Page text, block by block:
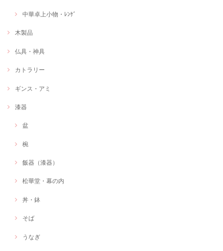
中華卓上小物・ﾚﾝｹﾞ
木製品
仏具・神具
カトラリー
ギンス・アミ
漆器
盆
椀
飯器（漆器）
松華堂・幕の内
丼・鉢
そば
うなぎ